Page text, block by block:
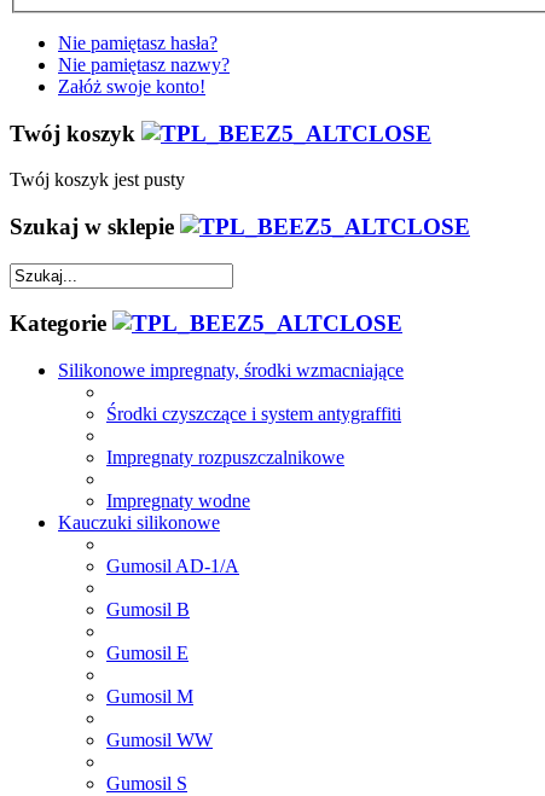
Nie pamiętasz hasła?
Nie pamiętasz nazwy?
Załóż swoje konto!
Twój koszyk
Twój koszyk jest pusty
Szukaj w sklepie
Kategorie
Silikonowe impregnaty, środki wzmacniające
Środki czyszczące i system antygraffiti
Impregnaty rozpuszczalnikowe
Impregnaty wodne
Kauczuki silikonowe
Gumosil AD-1/A
Gumosil B
Gumosil E
Gumosil M
Gumosil WW
Gumosil S